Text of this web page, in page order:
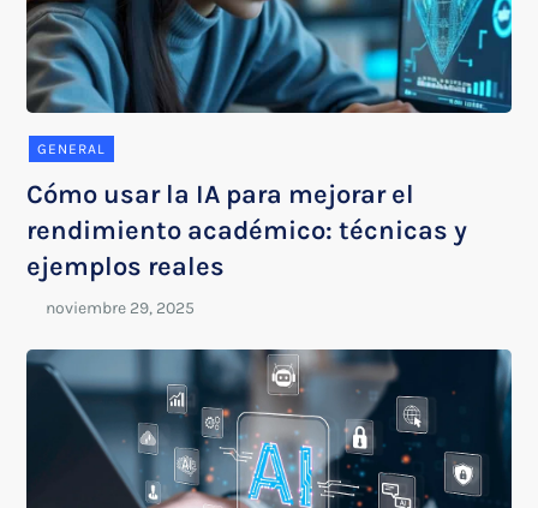
GENERAL
Cómo usar la IA para mejorar el
rendimiento académico: técnicas y
ejemplos reales